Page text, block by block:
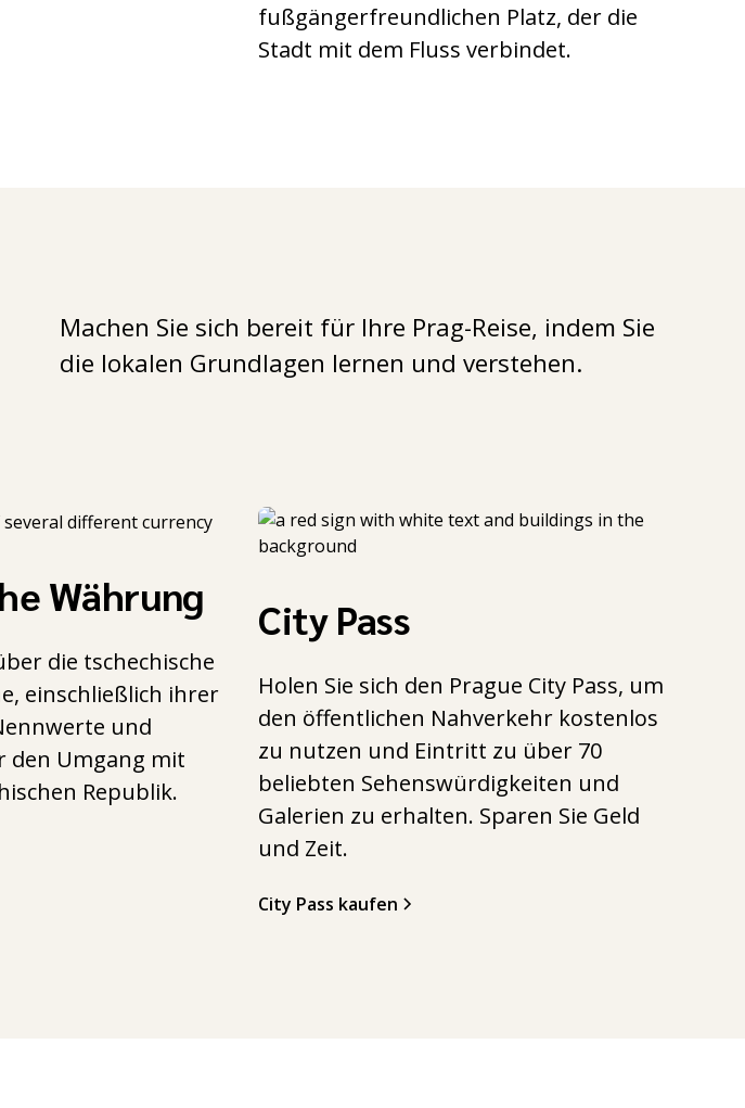
fußgängerfreundlichen Platz, der die
Stadt mit dem Fluss verbindet.
Machen Sie sich bereit für Ihre Prag-Reise, indem Sie
die lokalen Grundlagen lernen und verstehen.
Währung
die tschechische
einschließlich ihrer
und
den Umgang mit
Republik.
City Pass
Holen Sie sich den Prague City Pass, um
den öffentlichen Nahverkehr kostenlos
zu nutzen und Eintritt zu über 70
beliebten Sehenswürdigkeiten und
Galerien zu erhalten. Sparen Sie Geld
und Zeit.
City Pass kaufen